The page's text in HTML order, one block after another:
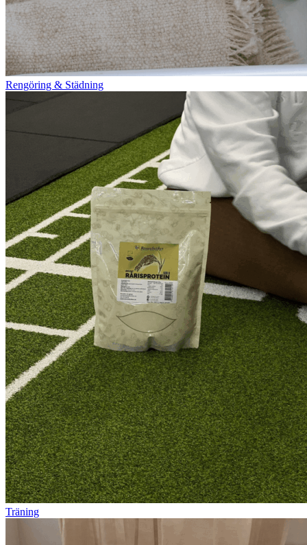
Rengöring & Städning
Träning